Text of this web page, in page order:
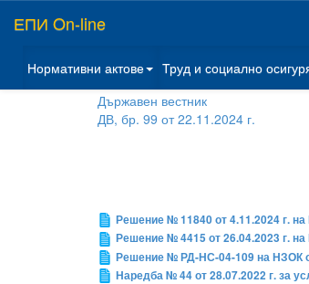
ЕПИ On-line
Нормативни актове Труд и социално
Държавен вестник
ДВ, бр. 99 от 22.11.2024 г.
Решение № 11840 от 4.11.2024 г.
Решение № 4415 от 26.04.2023 г.
Решение № РД-НС-04-109 на НЗОК
Наредба № 44 от 28.07.2022 г. за